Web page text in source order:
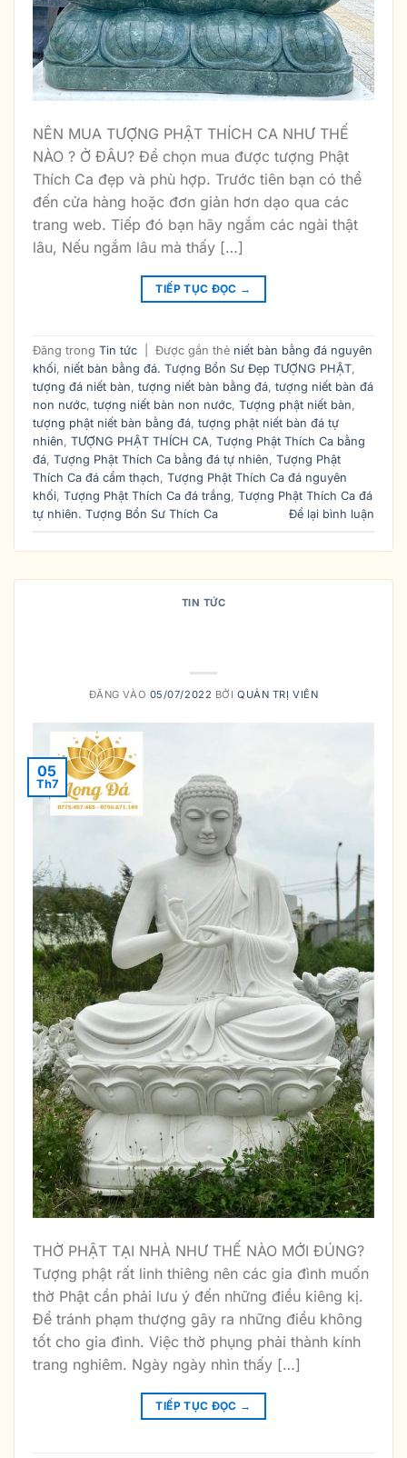
NÊN MUA TƯỢNG PHẬT THÍCH CA NHƯ THẾ
NÀO ? Ở ĐÂU? Để chọn mua được tượng Phật
Thích Ca đẹp và phù hợp. Trước tiên bạn có thể
đến cửa hàng hoặc đơn giản hơn dạo qua các
trang web. Tiếp đó bạn hãy ngắm các ngài thật
lâu, Nếu ngắm lâu mà thấy […]
TIẾP TỤC ĐỌC →
Đăng trong Tin tức Được gắn thẻ niết bàn bằng đá nguyên
khối, niết bàn bằng đá. Tượng Bổn Sư Đẹp TƯỢNG PHẬT,
tượng đá niết bàn, tượng niết bàn bằng đá, tượng niết bàn đá
non nước, tượng niết bàn non nước, Tượng phật niết bàn,
tượng phật niết bàn bằng đá, tượng phật niết bàn đá tự
nhiên, TƯỢNG PHẬT THÍCH CA, Tượng Phật Thích Ca bằng
đá, Tượng Phật Thích Ca bằng đá tự nhiên, Tượng Phật
Thích Ca đá cẩm thạch, Tượng Phật Thích Ca đá nguyên
khối, Tượng Phật Thích Ca đá trắng, Tượng Phật Thích Ca đá
tự nhiên. Tượng Bổn Sư Thích Ca
Để lại bình luận
TIN TỨC
ĐĂNG VÀO 05/07/2022 BỞIQUẢN TRỊ VIÊN
05
Th7
THỜ PHẬT TẠI NHÀ NHƯ THẾ NÀO MỚI ĐÚNG?
Tượng phật rất linh thiêng nên các gia đình muốn
thờ Phật cần phải lưu ý đến những điều kiêng kị.
Để tránh phạm thượng gây ra những điều không
tốt cho gia đình. Việc thờ phụng phải thành kính
trang nghiêm. Ngày ngày nhìn thấy […]
TIẾP TỤC ĐỌC →